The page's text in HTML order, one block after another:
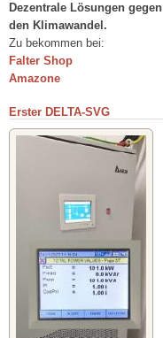
Dezentrale Lösungen gegen
den Klimawandel.
Zu bekommen bei:
Falter Shop
Amazone
Erster DELTA-SVG